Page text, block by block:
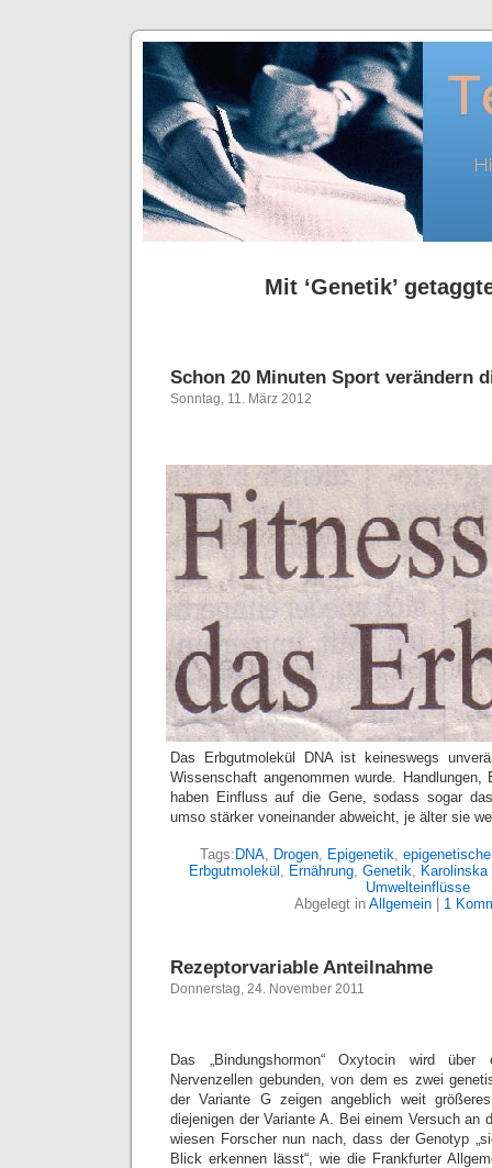
Mit ‘Genetik’
Schon 20 Minuten Sport verändern
Sonntag, 11. März 2012
Das Erbgutmolekül DNA ist keineswegs
Wissenschaft angenommen wurde. Handlungen,
haben Einfluss auf die Gene, sodass sogar
umso stärker voneinander abweicht, je älter sie
Tags: DNA, Drogen, Epigenetik,
Erbgutmolekül , Ernährung, Genetik,
Umwelteinflüsse
Abgelegt in Allgemein| 1
Rezeptorvariable Anteilnahme
Donnerstag, 24. November 2011
Das „Bindungshormon“ Oxytocin wird
Nervenzellen gebunden, von dem es zwei
der Variante G zeigen angeblich weit
diejenigen der Variante A. Bei einem Versuch an
wiesen Forscher nun nach, dass der Genotyp
Blick erkennen lässt“, wie die Frankfurter